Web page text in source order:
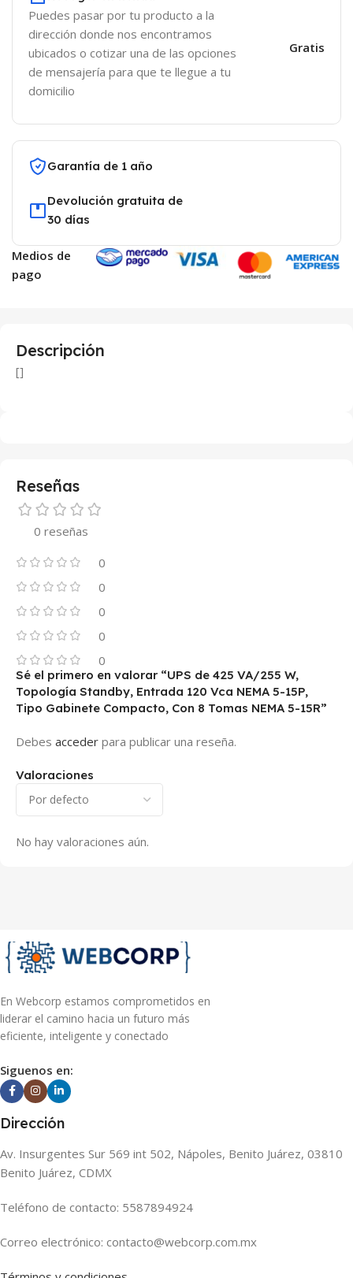
Puedes pasar por tu producto a la
dirección donde nos encontramos
ubicados o cotizar una de las opciones
de mensajería para que te llegue a tu
domicilio
Gratis
Garantía de 1 año
Devolución gratuita de
30 días
Medios de
pago
Descripción
[]
Reseñas
0 reseñas
0
0
0
0
0
Valoraciones
No hay valoraciones aún.
Sé el primero en valorar “UPS de 425 VA/255 W,
Topología Standby, Entrada 120 Vca NEMA 5-15P,
Tipo Gabinete Compacto, Con 8 Tomas NEMA 5-15R”
Debes acceder para publicar una reseña.
En Webcorp estamos comprometidos en
liderar el camino hacia un futuro más
eficiente, inteligente y conectado
Siguenos en:
Dirección
Av. Insurgentes Sur 569 int 502, Nápoles, Benito Juárez, 03810
Benito Juárez, CDMX
Teléfono de contacto: 5587894924
Correo electrónico: contacto@webcorp.com.mx